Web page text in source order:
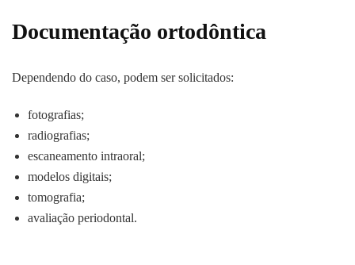
Documentação ortodôntica
Dependendo do caso, podem ser solicitados:
fotografias;
radiografias;
escaneamento intraoral;
modelos digitais;
tomografia;
avaliação periodontal.